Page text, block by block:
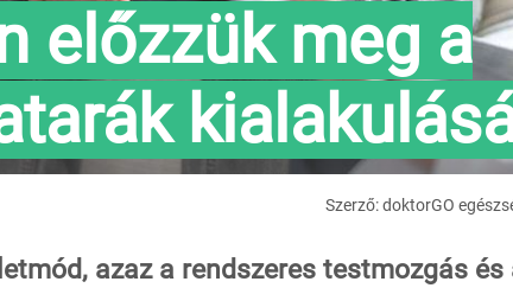
előzzük meg a
Szerző: doktorGO
azaz a rendszeres testmozgás